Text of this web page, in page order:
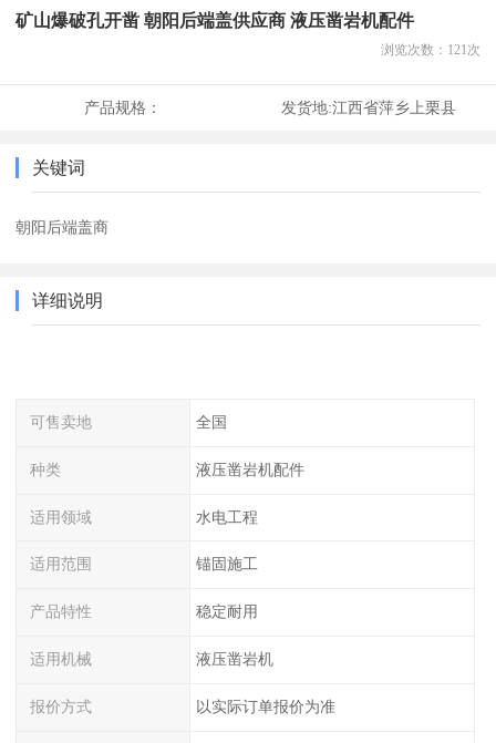
矿山爆破孔开凿 朝阳后端盖供应商 液压凿岩机配件
浏览次数： 121次
产品规格： 发货地:江西省萍乡上栗县
关键词
朝阳后端盖商
详细说明
可售卖地 全国
种类 液压凿岩机配件
适用领域 水电工程
适用范围 锚固施工
产品特性 稳定耐用
适用机械 液压凿岩机
报价方式 以实际订单报价为准